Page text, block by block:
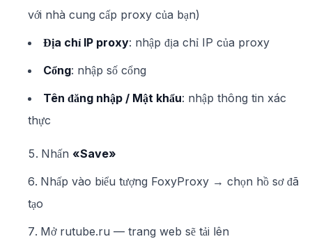
với nhà cung cấp proxy của bạn)
Địa chỉ IP proxy: nhập địa chỉ IP của proxy
Cổng: nhập số cổng
Tên đăng nhập / Mật khẩu: nhập thông tin xác
thực
Nhấn «Save»
Nhấp vào biểu tượng FoxyProxy → chọn hồ sơ đã
tạo
Mở rutube.ru — trang web sẽ tải lên